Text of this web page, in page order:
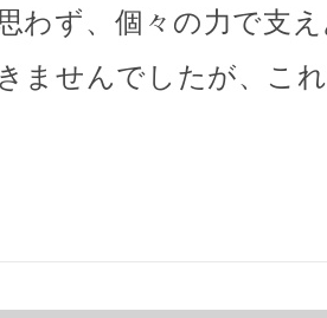
わず、個々の力で支
ませんでしたが、こ